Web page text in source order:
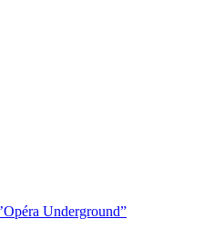
Underground”